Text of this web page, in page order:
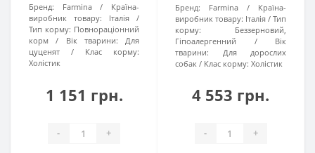
Бренд: Farmina
Країна-
виробник товару:
Італія
Тип корму: Повнораціонний
корм
Вік тварини:
Для
цуценят
Клас корму:
Холістик
1 151 грн.
- +
Бренд: Farmina
Країна-
виробник товару: Італія
Тип
корму:
Беззерновий,
Гіпоалергенний
Вік
тварини:
Для дорослих
собак
Клас корму: Холістик
4 553 грн.
- +